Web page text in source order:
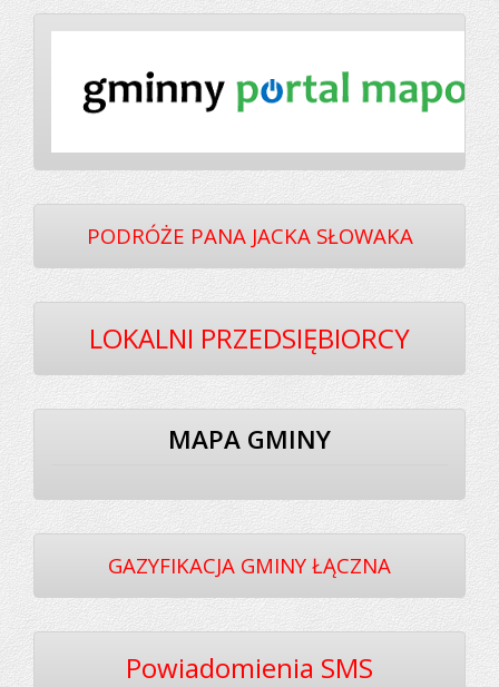
PODRÓŻE PANA JACKA SŁOWAKA
LOKALNI PRZEDSIĘBIORCY
MAPA GMINY
GAZYFIKACJA GMINY ŁĄCZNA
Powiadomienia SMS